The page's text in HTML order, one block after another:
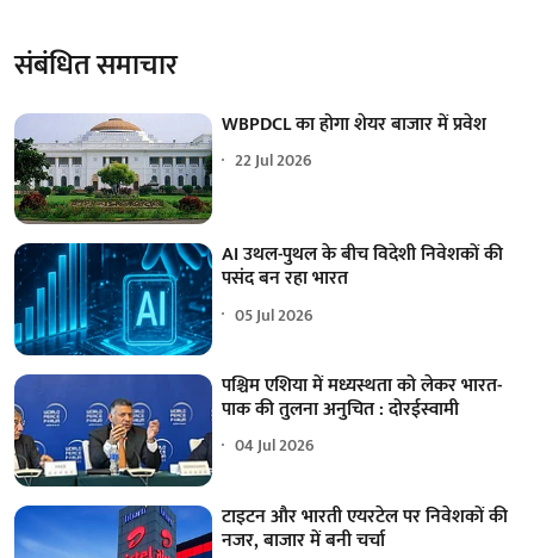
संबंधित समाचार
WBPDCL का होगा शेयर बाजार में प्रवेश
22 Jul 2026
AI उथल-पुथल के बीच विदेशी निवेशकों की
पसंद बन रहा भारत
05 Jul 2026
पश्चिम एशिया में मध्यस्थता को लेकर भारत-
पाक की तुलना अनुचित : दोरईस्वामी
04 Jul 2026
टाइटन और भारती एयरटेल पर निवेशकों की
नजर, बाजार में बनी चर्चा